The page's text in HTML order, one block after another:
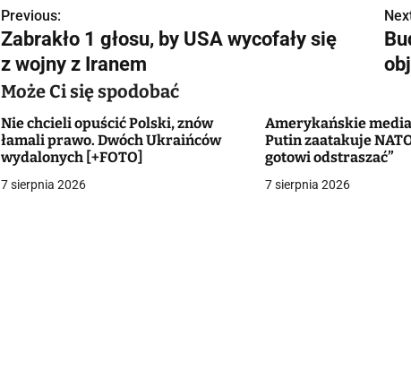
N
a
w
i
g
a
Previous:
Zabrakło 1 głosu, by USA wycofały się
z wojny z Iranem
Może Ci się spodobać
Nie chcieli opuścić Polski, znów
łamali prawo. Dwóch Ukraińców
wydalonych [+FOTO]
7 sierpnia 2026
Amerykańskie
Putin zaatakuje
gotowi odstraszać”
7 sierpnia 2026